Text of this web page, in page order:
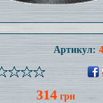
Артикул:
314 грн